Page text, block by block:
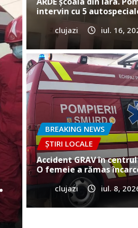
BREAKING NEWS ȘTIRI
Cum a
Vultureni?
clujazi iun. 25,
intervin cu 5
clujazi iul. 16,
BREAKING NEWS
ȘTIRI LOCALE
Accident GRAV în
O femeie a rămas
clujazi iul. 8,